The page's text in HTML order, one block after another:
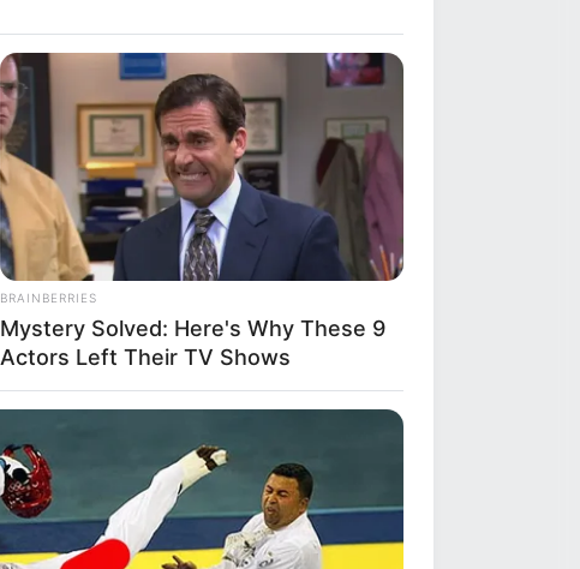
BRAINBERRIES
Mystery Solved: Here's Why These 9
Actors Left Their TV Shows